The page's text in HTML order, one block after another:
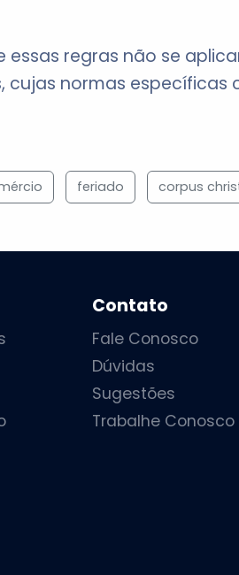
essas regras não se
cujas normas
feriado corpus
Contato
Fale Conosco
Dúvidas
Sugestões
Trabalhe Conosco